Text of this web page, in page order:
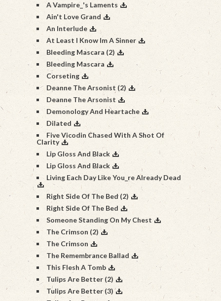
A Vampire_'s Laments
Ain't Love Grand
An Interlude
At Least I Know Im A Sinner
Bleeding Mascara (2)
Bleeding Mascara
Corseting
Deanne The Arsonist (2)
Deanne The Arsonist
Demonology And Heartache
Dilated
Five Vicodin Chased With A Shot Of
Clarity
Lip Gloss And Black
Lip Gloss And Black
Living Each Day Like You_re Already Dead
Right Side Of The Bed (2)
Right Side Of The Bed
Someone Standing On My Chest
The Crimson (2)
The Crimson
The Remembrance Ballad
This Flesh A Tomb
Tulips Are Better (2)
Tulips Are Better (3)